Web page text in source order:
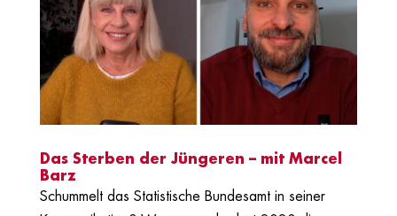
Das Sterben der Jüngeren – mit Marcel
Barz
Schummelt das Statistische Bundesamt in seiner